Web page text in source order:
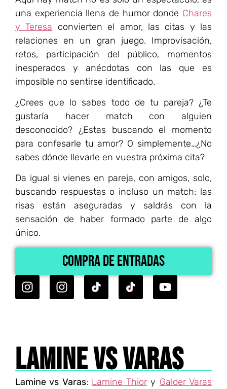
una experiencia llena de humor donde Chares
y Teresa convierten el amor, las citas y las
relaciones en un gran juego. Improvisación,
retos, participación del público, momentos
inesperados y anécdotas con las que es
imposible no sentirse identificado.
¿Crees que lo sabes todo de tu pareja? ¿Te
gustaría hacer match con alguien
desconocido? ¿Estas buscando el momento
para confesarle tu amor? O simplemente…¿No
sabes dónde llevarle en vuestra próxima cita?
Da igual si vienes en pareja, con amigos, solo,
buscando respuestas o incluso un match: las
risas están aseguradas y saldrás con la
sensación de haber formado parte de algo
único.
Compra de Entradas
LAMINE VS VARAS
Lamine vs Varas: Lamine Thior y Galder Varas